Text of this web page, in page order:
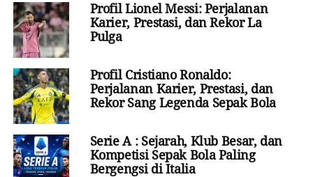
Profil Lionel Messi: Perjalanan
Karier, Prestasi, dan Rekor La
Pulga
Profil Cristiano Ronaldo:
Perjalanan Karier, Prestasi, dan
Rekor Sang Legenda Sepak Bola
Serie A : Sejarah, Klub Besar, dan
Kompetisi Sepak Bola Paling
Bergengsi di Italia